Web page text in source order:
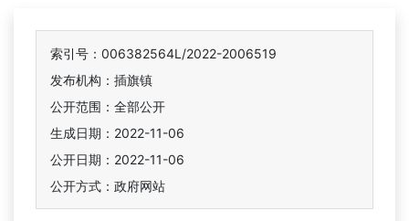
索引号：006382564L/2022-2006519
发布机构：插旗镇
公开范围：全部公开
生成日期：2022-11-06
公开日期：2022-11-06
公开方式：政府网站